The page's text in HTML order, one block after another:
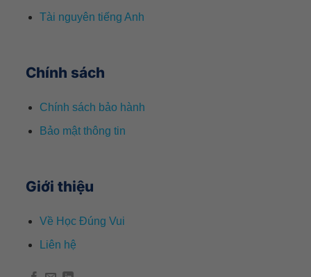
Tài nguyên tiếng Anh
Chính sách
Chính sách bảo hành
Bảo mật thông tin
Giới thiệu
Về Học Đúng Vui
Liên hệ